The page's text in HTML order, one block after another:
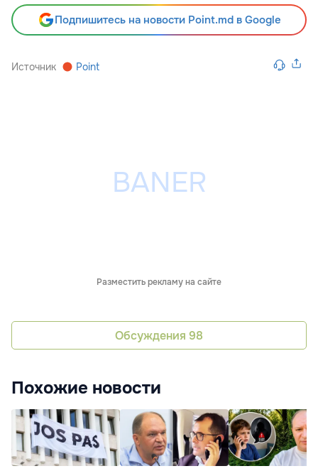
Подпишитесь на новости Point.md в Google
Источник Point
Разместить рекламу на сайте
Обсуждения 98
Похожие новости